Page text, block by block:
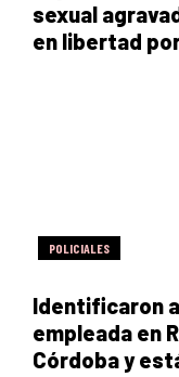
sexual
en libertad
POLICIALES
Identificaron
empleada en
Córdoba y